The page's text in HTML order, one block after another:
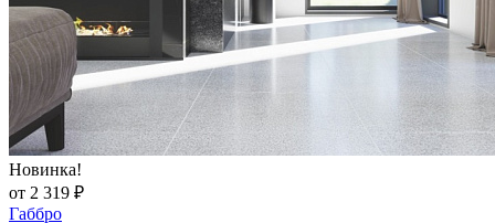
Новинка!
от 2 319 ₽
Габбро